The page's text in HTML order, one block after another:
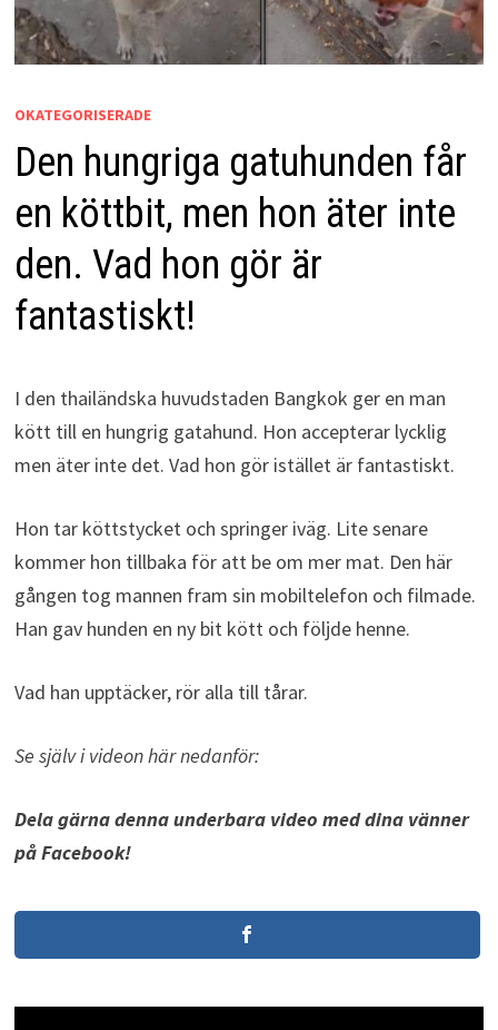
OKATEGORISERADE
Den hungriga gatuhunden får
en köttbit, men hon äter inte
den. Vad hon gör är
fantastiskt!
I den thailändska huvudstaden Bangkok ger en man
kött till en hungrig gatahund. Hon accepterar lycklig
men äter inte det. Vad hon gör istället är fantastiskt.
Hon tar köttstycket och springer iväg. Lite senare
kommer hon tillbaka för att be om mer mat. Den här
gången tog mannen fram sin mobiltelefon och filmade.
Han gav hunden en ny bit kött och följde henne.
Vad han upptäcker, rör alla till tårar.
Se själv i videon här nedanför:
Dela gärna denna underbara video med dina vänner
på Facebook!